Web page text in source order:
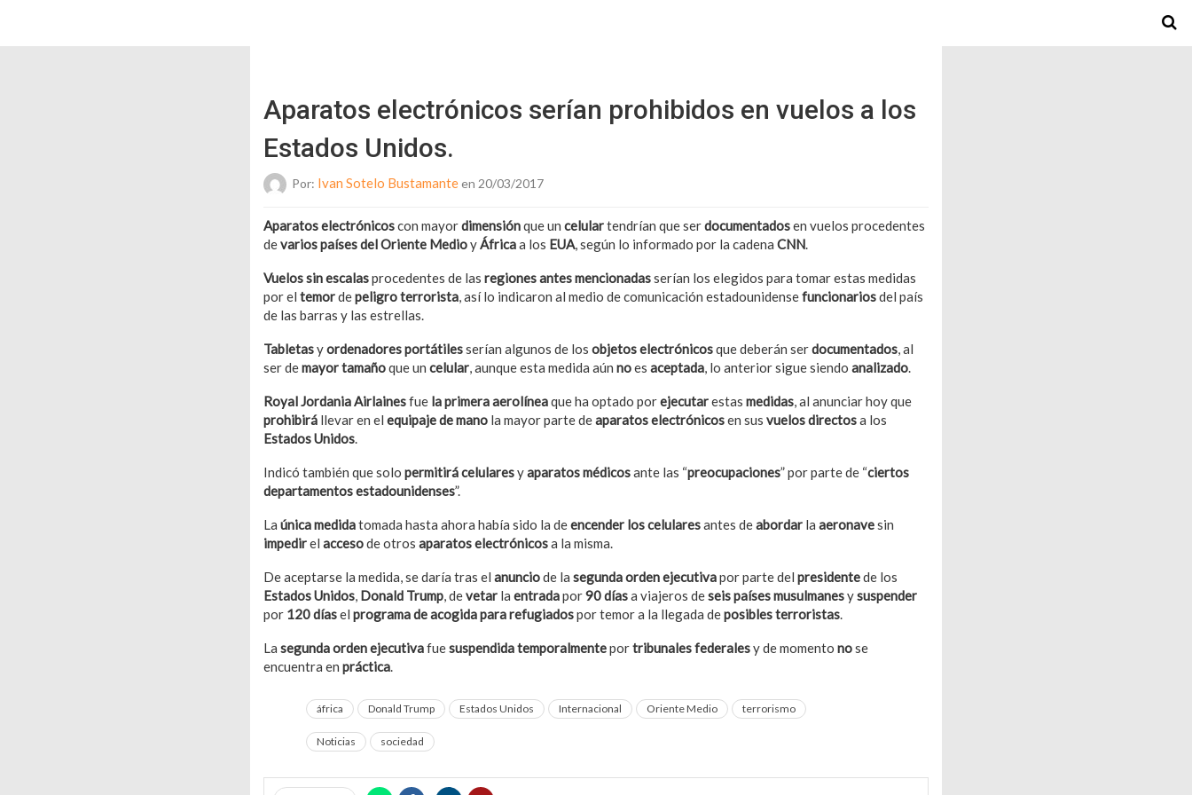
Aparatos electrónicos serían prohibidos en vuelos a los
Estados Unidos.
Por: Ivan Sotelo Bustamanteen 20/03/2017
Aparatos electrónicoscon mayordimensiónque un celulartendrían que serdocumentadosen vuelos procedentes
devarios países delOriente MedioyÁfricaa los EUA, según lo informado por la cadena CNN.
Vuelos sin escalasprocedentes de las regiones antes mencionadasserían los elegidos para tomar estas medidas
por el temordepeligro terrorista, así lo indicaron al medio de comunicación estadounidensefuncionariosdel país
de las barras y las estrellas.
Tabletasyordenadores portátilesserían algunos de los objetos electrónicosque deberán serdocumentados, al
ser demayor tamañoque un celular, aunque esta medida aún noes aceptada, lo anterior sigue siendo analizado.
Royal Jordania Airlainesfue la primera aerolíneaque ha optado porejecutarestas medidas, al anunciar hoy que
prohibirá llevar en el equipaje de mano la mayor parte deaparatos electrónicosen sus vuelos directosa los
Estados Unidos.
Indicó también que solo permitirá celularesyaparatos médicosante las “preocupaciones” por parte de “ciertos
departamentos estadounidenses”.
La única medidatomada hasta ahora había sido la deencender los celularesantes deabordar la aeronavesin
impedirel accesode otros aparatos electrónicosa la misma.
De aceptarse la medida, se daría tras el anunciode la segunda orden ejecutivapor parte del presidentede los
Estados Unidos, Donald Trump, devetar la entradapor90 díasa viajeros deseis países musulmanesysuspender
por 120 díasel programa de acogida para refugiadospor temor a la llegada deposibles terroristas.
La segunda orden ejecutivafuesuspendida temporalmenteportribunales federalesy de momento nose
encuentra en práctica.
áfrica Donald Trump Estados Unidos Internacional Oriente Medio terrorismo
Noticias sociedad